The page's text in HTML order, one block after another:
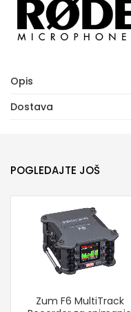
Opis
Dostava
POGLEDAJTE JOŠ
Zum F6 MultiTrack